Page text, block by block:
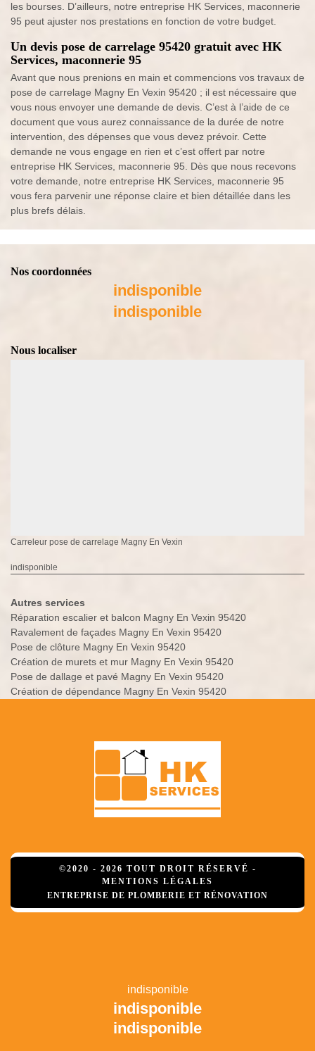
les bourses. D’ailleurs, notre entreprise HK Services, maconnerie
95 peut ajuster nos prestations en fonction de votre budget.
Un devis pose de carrelage 95420 gratuit avec HK
Services, maconnerie 95
Avant que nous prenions en main et commencions vos travaux de
pose de carrelage Magny En Vexin 95420 ; il est nécessaire que
vous nous envoyer une demande de devis. C’est à l’aide de ce
document que vous aurez connaissance de la durée de notre
intervention, des dépenses que vous devez prévoir. Cette
demande ne vous engage en rien et c’est offert par notre
entreprise HK Services, maconnerie 95. Dès que nous recevons
votre demande, notre entreprise HK Services, maconnerie 95
vous fera parvenir une réponse claire et bien détaillée dans les
plus brefs délais.
Nos coordonnées
indisponible
indisponible
Nous localiser
Carreleur pose de carrelage Magny En Vexin
indisponible
Autres services
Réparation escalier et balcon Magny En Vexin 95420
Ravalement de façades Magny En Vexin 95420
Pose de clôture Magny En Vexin 95420
Création de murets et mur Magny En Vexin 95420
Pose de dallage et pavé Magny En Vexin 95420
Création de dépendance Magny En Vexin 95420
©2020 - 2026 TOUT DROIT RÉSERVÉ -
MENTIONS LÉGALES
ENTREPRISE DE PLOMBERIE ET RÉNOVATION
indisponible
indisponible
indisponible